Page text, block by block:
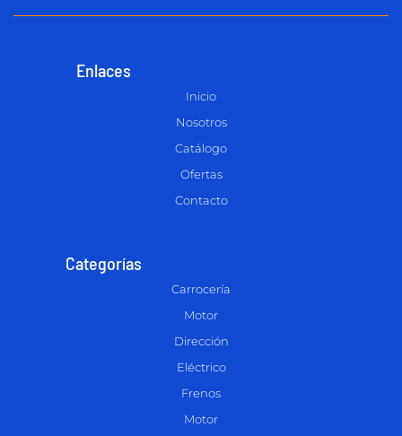
Enlaces
Inicio
Nosotros
Catálogo
Ofertas
Contacto
Categorías
Carrocería
Motor
Dirección
Eléctrico
Frenos
Motor